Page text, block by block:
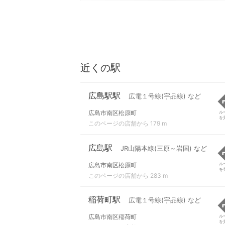
近くの駅
広島駅駅 広電１号線(宇品線) など
広島市南区松原町
このページの店舗から 179 m
ル
を
広島駅 JR山陽本線(三原～岩国) など
広島市南区松原町
このページの店舗から 283 m
ル
を
稲荷町駅 広電１号線(宇品線) など
広島市南区稲荷町
ル
を